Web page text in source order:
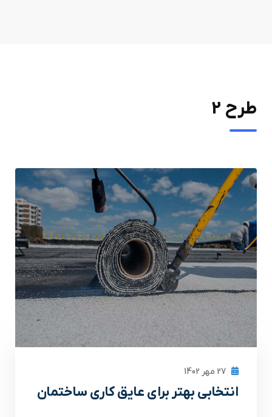
طرح 2
انتخابی بهتر برای عایق کاری ساختمان